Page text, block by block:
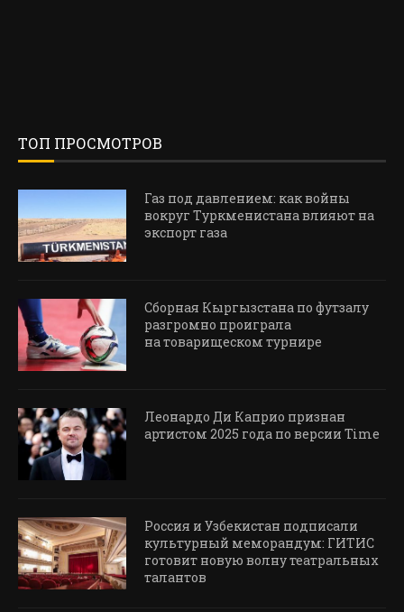
ТОП ПРОСМОТРОВ
Газ под давлением: как войны
вокруг Туркменистана влияют на
экспорт газа
Сборная Кыргызстана по футзалу
разгромно проиграла
на товарищеском турнире
Леонардо Ди Каприо признан
артистом 2025 года по версии Time
Россия и Узбекистан подписали
культурный меморандум: ГИТИС
готовит новую волну театральных
талантов